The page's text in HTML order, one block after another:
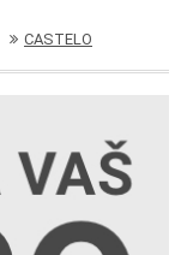
CASTELO